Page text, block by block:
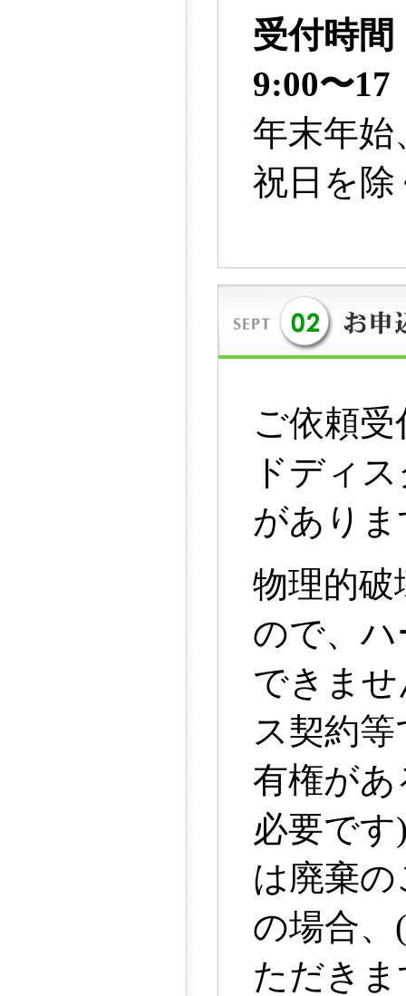
受付時間
9:00〜17
年末年始
祝日を除
ご依頼
ドディ
があり
物理的
ので、
できま
ス契約
有権があ
必要で
は廃棄
の場合、
ただき